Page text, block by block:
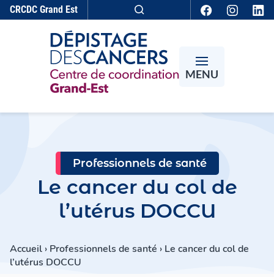
Aller au contenu
CRCDC Grand Est Recherche
MENU
Professionnels de santé
Le cancer du col de
l’utérus DOCCU
Accueil › Professionnels de santé › Le cancer du col de
l’utérus DOCCU